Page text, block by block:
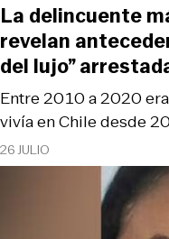
26 JULIO
Entre 2010 a 2020
vivía en Chile desde
La delincuente
revelan
del lujo”